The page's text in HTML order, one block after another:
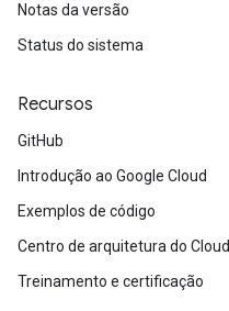
Notas da versão
Status do sistema
Recursos
GitHub
Introdução ao Google Cloud
Exemplos de código
Centro de arquitetura do Cloud
Treinamento e certificação